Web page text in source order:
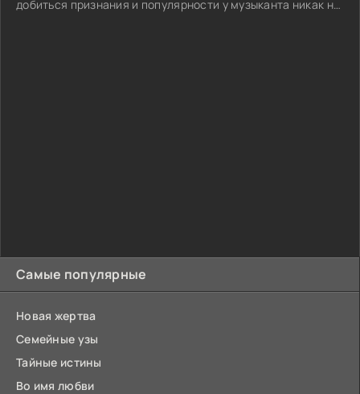
Самые популярные
Новая жертва
Семейные узы
Тайные истины
Во имя любви
добиться признания и популярности у музыканта никак не